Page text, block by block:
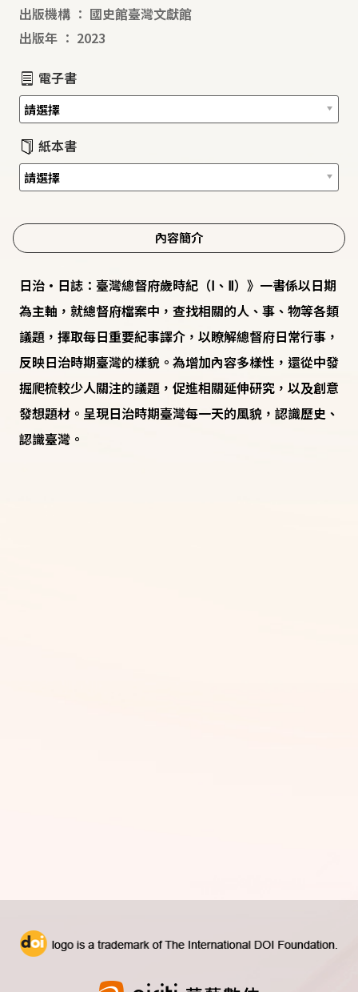
出版機構 ： 國史館臺灣文獻館
出版年 ： 2023
電子書
紙本書
內容簡介
日治・日誌：臺灣總督府歲時紀（Ⅰ、Ⅱ）》一書係以日期
為主軸，就總督府檔案中，查找相關的人、事、物等各類
議題，擇取每日重要紀事譯介，以瞭解總督府日常行事，
反映日治時期臺灣的樣貌。為增加內容多樣性，還從中發
掘爬梳較少人關注的議題，促進相關延伸研究，以及創意
發想題材。呈現日治時期臺灣每一天的風貌，認識歷史、
認識臺灣。